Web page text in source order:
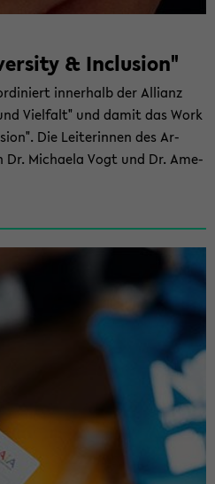
& In­clu­si­on"
in­ner­halb der Al­li­anz
Viel­falt" und damit das Work
Die Lei­te­rin­nen des Ar­
Dr. Mi­chae­la Vogt und Dr. Ame­